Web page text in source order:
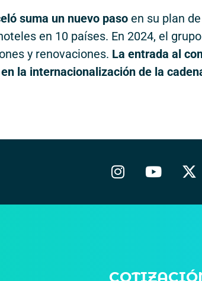
suma un nuevo paso en su plan
en 10 países. En 2024, el
y renovaciones. La entrada al
la internacionalización de la